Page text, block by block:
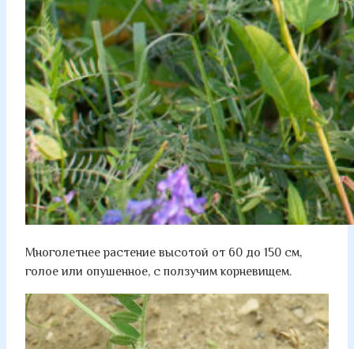
Многолетнее растение высотой от 60 до 150 см,
голое или опушенное, с ползучим корневищем.